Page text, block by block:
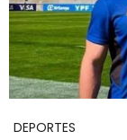
DEPORTES